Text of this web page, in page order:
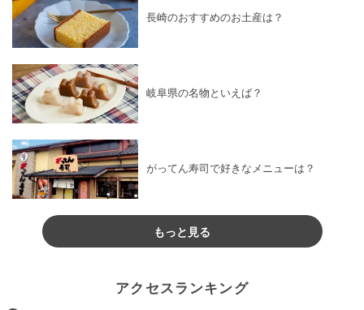
長崎のおすすめのお土産は？
岐阜県の名物といえば？
がってん寿司で好きなメニューは？
もっと見る
アクセスランキング